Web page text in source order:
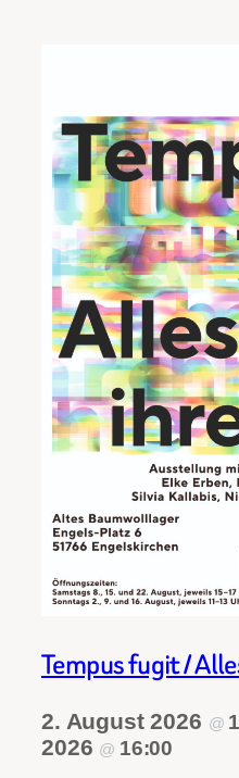
Tempus fugit /
2. August 2026 @
2026 @ 16:00